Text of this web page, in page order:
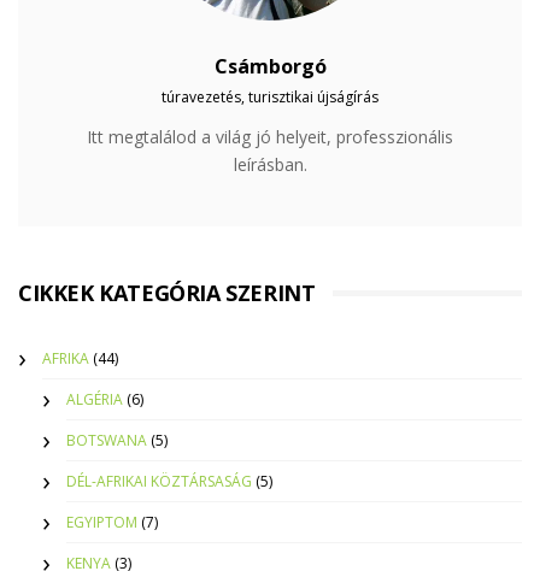
Csámborgó
túravezetés, turisztikai újságírás
Itt megtalálod a világ jó helyeit, professzionális
leírásban.
CIKKEK KATEGÓRIA SZERINT
AFRIKA (44)
ALGÉRIA (6)
BOTSWANA (5)
DÉL-AFRIKAI KÖZTÁRSASÁG (5)
EGYIPTOM (7)
KENYA (3)